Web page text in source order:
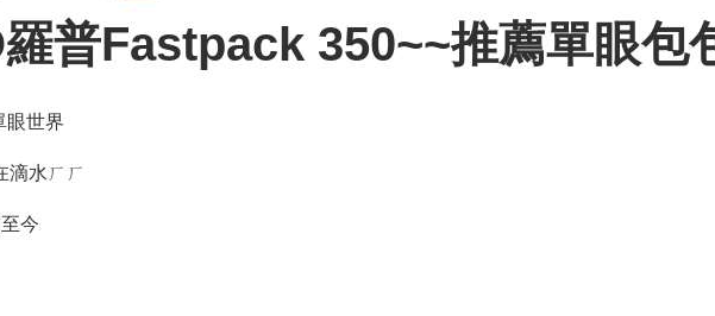
普Fastpack 350~~推薦單眼包
眼世界
滴水ㄏㄏ
今